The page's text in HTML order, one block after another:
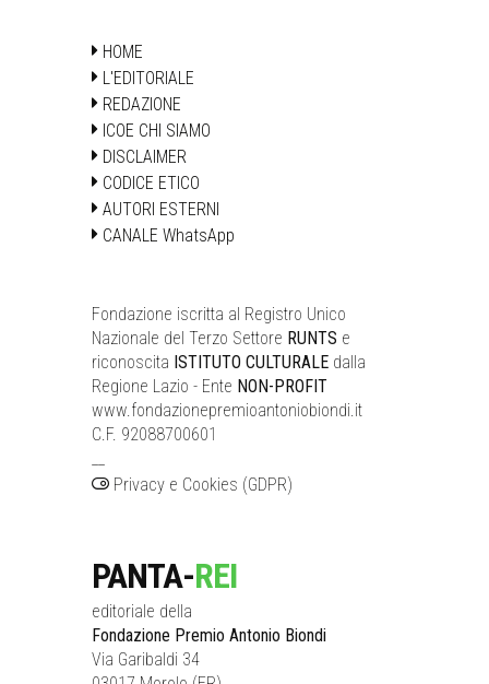
HOME
L'EDITORIALE
REDAZIONE
ICOE CHI SIAMO
DISCLAIMER
CODICE ETICO
AUTORI ESTERNI
CANALE WhatsApp
Fondazione iscritta al Registro Unico
Nazionale del Terzo Settore RUNTS e
riconoscita ISTITUTO CULTURALE dalla
Regione Lazio - Ente NON-PROFIT
www.fondazionepremioantoniobiondi.it
C.F. 92088700601
Privacy e Cookies (GDPR)
PANTA-REI
editoriale della
Fondazione Premio Antonio Biondi
Via Garibaldi 34